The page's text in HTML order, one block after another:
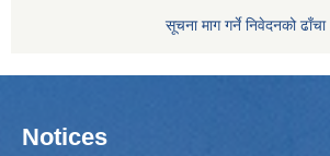
सूचना माग गर्ने निवेदनको ढाँचा
Notices